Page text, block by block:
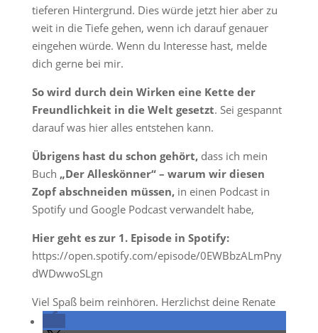
tieferen Hintergrund. Dies würde jetzt hier aber zu
weit in die Tiefe gehen, wenn ich darauf genauer
eingehen würde. Wenn du Interesse hast, melde
dich gerne bei mir.
So wird durch dein Wirken eine Kette der
Freundlichkeit in die Welt gesetzt. Sei gespannt
darauf was hier alles entstehen kann.
Übrigens hast du schon gehört,dass ich mein
Buch „Der Alleskönner“ – warum wir diesen
Zopf abschneiden müssen,in einen Podcast in
Spotify und Google Podcast verwandelt habe,
Hier geht es zur 1. Episode in Spotify:
https://open.spotify.com/episode/0EWBbzALmPny
dWDwwoSLgn
Viel Spaß beim reinhören. Herzlichst deine Renate